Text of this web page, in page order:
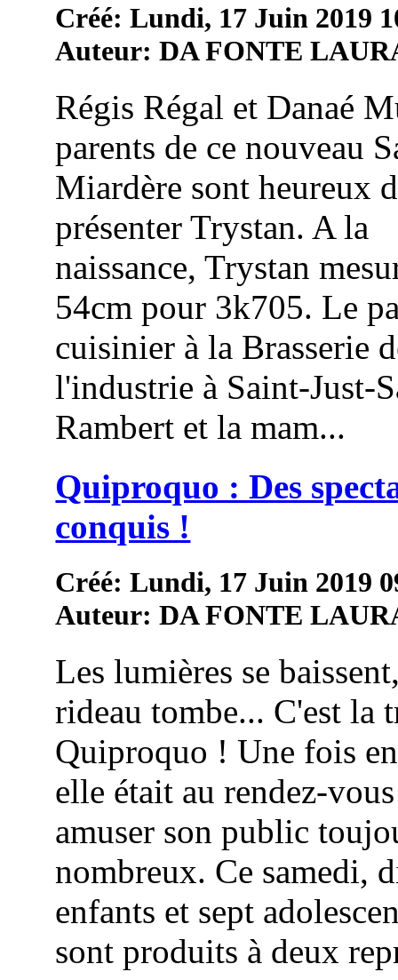
Créé: Lundi, 17 Juin 2019
Auteur: DA FONTE
Régis Régal et Danaé
parents de ce nouveau
Miardère sont heureux
présenter Trystan. A la
naissance, Trystan
54cm pour 3k705. Le
cuisinier à la Brasserie
l'industrie à Saint-Just-
Rambert et la mam...
Quiproquo : Des
conquis !
Créé: Lundi, 17 Juin 2019
Auteur: DA FONTE
Les lumières se
rideau tombe... C'est la
Quiproquo ! Une fois
elle était au rendez-
amuser son public
nombreux. Ce samedi,
enfants et sept
sont produits à deux